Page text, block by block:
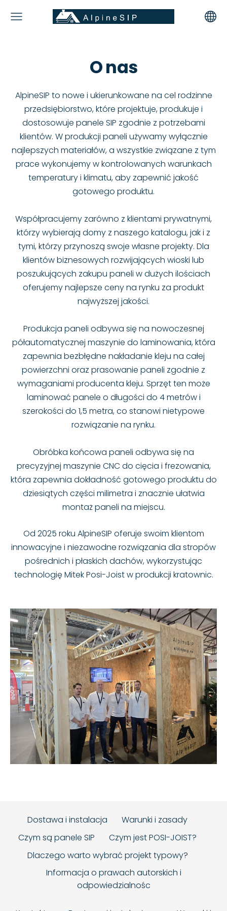
O nas
AlpineSIP to nowe i ukierunkowane na cel rodzinne
przedsiębiorstwo, które projektuje, produkuje i
dostosowuje panele SIP zgodnie z potrzebami
klientów. W produkcji paneli używamy wyłącznie
najlepszych materiałów, a wszystkie związane z tym
prace wykonujemy w kontrolowanych warunkach
temperatury i klimatu, aby zapewnić jakość
gotowego produktu.
Współpracujemy zarówno z klientami prywatnymi,
którzy wybierają domy z naszego katalogu, jak i z
tymi, którzy przynoszą swoje własne projekty. Dla
klientów biznesowych rozwijających wioski lub
poszukujących zakupu paneli w dużych ilościach
oferujemy najlepsze ceny na rynku za produkt
najwyższej jakości.
Produkcja paneli odbywa się na nowoczesnej
półautomatycznej maszynie do laminowania, która
zapewnia bezbłędne nakładanie kleju na całej
powierzchni oraz prasowanie paneli zgodnie z
wymaganiami producenta kleju. Sprzęt ten może
laminować panele o długości do 4 metrów i
szerokości do 1,5 metra, co stanowi nietypowe
rozwiązanie na rynku.
Obróbka końcowa paneli odbywa się na
precyzyjnej maszynie CNC do cięcia i frezowania,
która zapewnia dokładność gotowego produktu do
dziesiątych części milimetra i znacznie ułatwia
montaż paneli na miejscu.
Od 2025 roku AlpineSIP oferuje swoim klientom
innowacyjne i niezawodne rozwiązania dla stropów
pośrednich i płaskich dachów, wykorzystując
technologię Mitek Posi-Joist w produkcji kratownic.
Dostawa i instalacja
Warunki i zasady
Czym są panele SIP
Czym jest POSI-JOIST?
Dlaczego warto wybrać projekt typowy?
Informacja o prawach autorskich i
odpowiedzialnośc